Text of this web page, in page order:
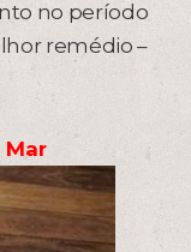
no período
remédio –
Mar